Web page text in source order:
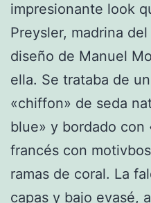
impresionante look
Preysler, madrina
diseño de Manuel
ella. Se trataba de
«chiffon» de seda
blue» y bordado con
francés con
ramas de coral. La
capas y bajo evasé,